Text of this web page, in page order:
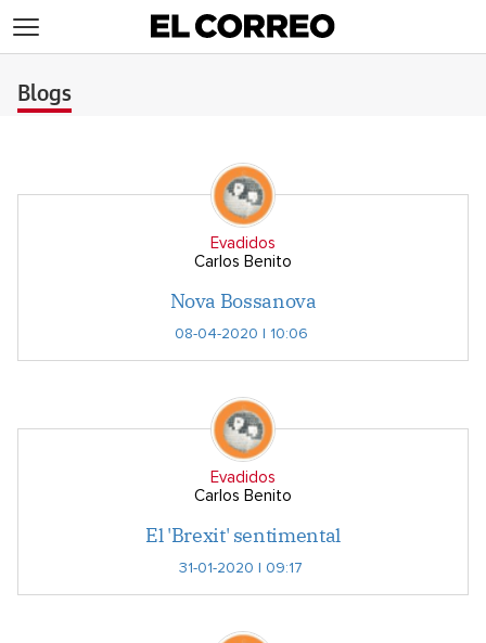
Blogs
Evadidos
Carlos Benito
Nova Bossanova
08-04-2020 | 10:06
Evadidos
Carlos Benito
El 'Brexit' sentimental
31-01-2020 | 09:17